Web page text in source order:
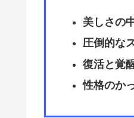
美しさの
圧倒的な
復活と覚
性格のか